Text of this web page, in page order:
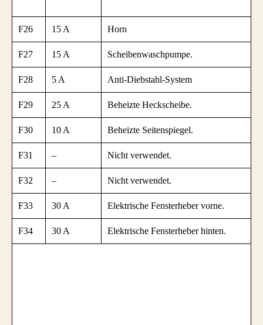
F26 15 A Horn
F27 15 A Scheibenwaschpumpe.
F28 5 A Anti-Diebstahl-System
F29 25 A Beheizte Heckscheibe.
F30 10 A Beheizte Seitenspiegel.
F31 – Nicht verwendet.
F32 – Nicht verwendet.
F33 30 A Elektrische Fensterheber vorne.
F34 30 A Elektrische Fensterheber hinten.